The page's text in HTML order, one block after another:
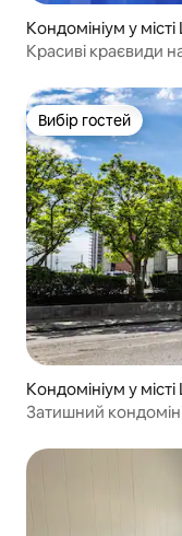
Кондомініум у
Красиві краєвиди на
Вибір гостей
Вибір гостей
Кондомініум у
Затишний